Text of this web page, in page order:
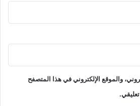
والموقع الإلكتروني في هذا المتصفح